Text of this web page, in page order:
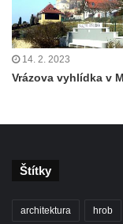
14. 2. 2023
Vrázova vyhlídka v
Štítky
architektura hrob